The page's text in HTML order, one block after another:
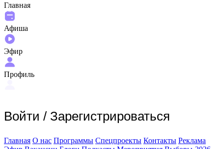
Главная
Афиша
Эфир
Профиль
Войти / Зарегистрироваться
Главная О нас Программы Спецпроекты Контакты Реклама